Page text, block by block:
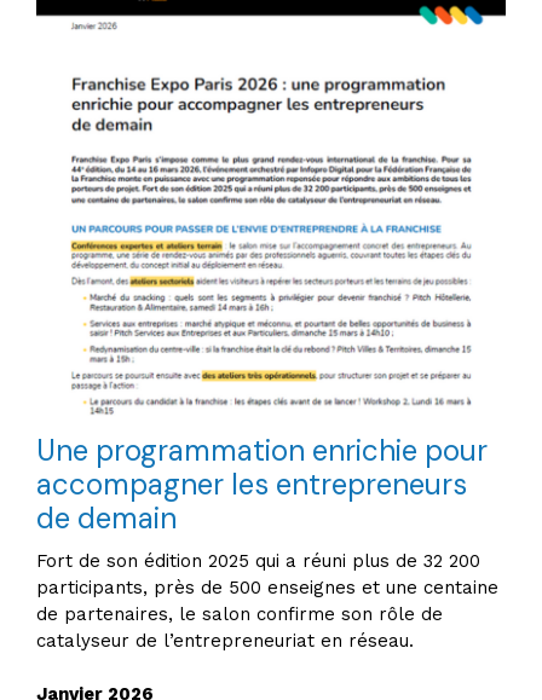
Une programmation enrichie pour
accompagner les entrepreneurs
de demain
Fort de son édition 2025 qui a réuni plus de 32 200
participants, près de 500 enseignes et une centaine
de partenaires, le salon confirme son rôle de
catalyseur de l’entrepreneuriat en réseau.
Janvier 2026